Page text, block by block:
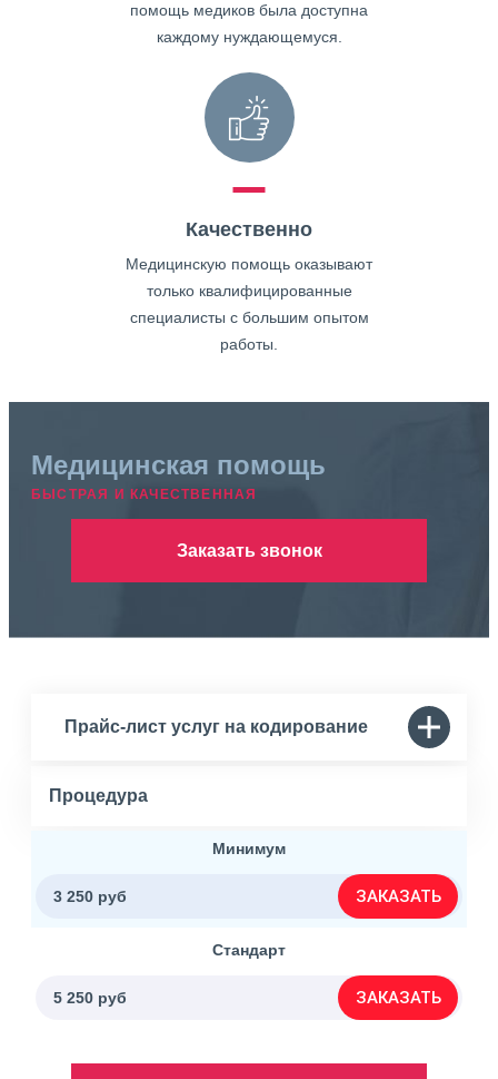
помощь медиков была доступна
каждому нуждающемуся.
Качественно
Медицинскую помощь оказывают
только квалифицированные
специалисты с большим опытом
работы.
Медицинская помощь
БЫСТРАЯ И КАЧЕСТВЕННАЯ
Заказать звонок
Прайс-лист услуг на кодирование
Процедура
Минимум
3 250 руб ЗАКАЗАТЬ
Стандарт
5 250 руб ЗАКАЗАТЬ